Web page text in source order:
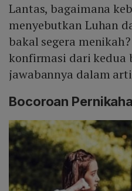
Lantas, bagaimana
menyebutkan Luhan
bakal segera
konfirmasi dari kedua
jawabannya dalam
Bocoroan